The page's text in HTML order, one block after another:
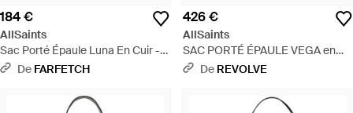
184 €
AllSaints
Sac Porté Épaule Luna En Cuir -
NoirDe FARFETCH
426 €
AllSaints
SAC PORTÉ ÉPAULE VEGA en
Brown. - Marron
De REVOLVE